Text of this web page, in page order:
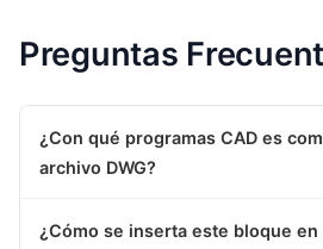
Preguntas
¿Con qué programas CAD es
archivo DWG?
¿Cómo se inserta este bloque en